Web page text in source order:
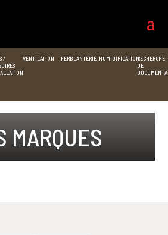
/
VENTILATION FERBLANTERIE HUMIDIFICATIONRECHERCHE
DE
MARQUES